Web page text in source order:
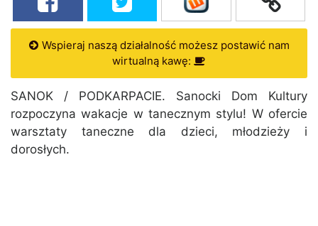
Wspieraj naszą działalność możesz postawić nam
wirtualną kawę:
SANOK / PODKARPACIE. Sanocki Dom Kultury
rozpoczyna wakacje w tanecznym stylu! W ofercie
warsztaty taneczne dla dzieci, młodzieży i
dorosłych.